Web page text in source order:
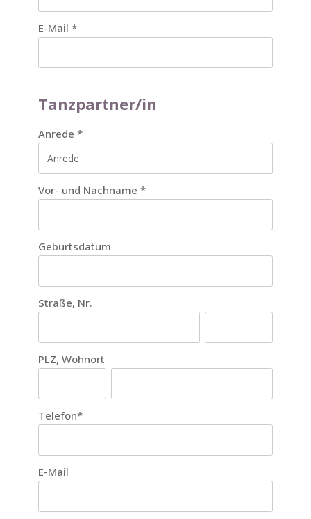
E-Mail *
Tanzpartner/in
Anrede *
Vor- und Nachname *
Geburtsdatum
Straße, Nr.
PLZ, Wohnort
Telefon*
E-Mail